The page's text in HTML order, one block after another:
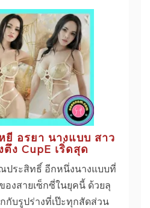
ยี อรยา นางแบบ สาว
ง CupE เริ่ดสุด
ประสิทธิ์ อีกหนึ่งนางแบบที่
องสายเซ็กซี่ในยุคนี้ ด้วยลุ
กับรูปร่างที่เป๊ะทุกสัดส่วน